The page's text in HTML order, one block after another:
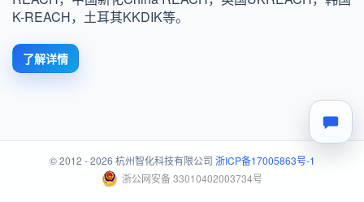
K-REACH，土耳其KKDIK等。
了解详情
© 2012 - 2026 杭州智化科技有限公司 浙ICP备17005863号-1
浙公网安备 33010402003734号